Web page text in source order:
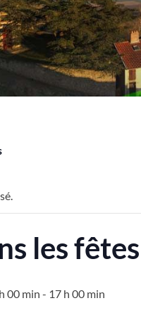
les fêtes
00 min - 17 h 00 min